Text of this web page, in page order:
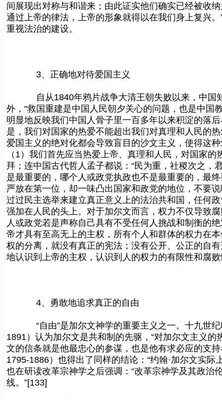
间展现出对称与和谐来；由此证实他们确实已经被收
通过上帝的律法，上帝的形象就得以在我们身上复兴
重视法治的建设。
3、正确地对待爱国主义
自从1840年鸦片战争大清王朝失败以来，中国知
外，“救国重建是中国人民朝夕关心的问题，也是中国
明显地反映我们中国人骨子里一百多年以来积淀的落
是，我们对国家的热爱不能超出我们对真理和人民的
爱国主义的绝对化都会导致盲目的沙文主义，使得这
（1）我们首先应当热爱上帝、真理和人民，对国家
拜；连中国古代哲人孟子都说：“民为重，社稷次之，
是最重要的，哪个人或政党执政也不是最重要的，最
严放在第一位，却一味凸出国家和政党的地位，不要
过过民主选举来建立真正意义上的法治共和国，任何
强加在人民的头上。对于加尔文而言，权力不仅导致
人或政党若是声称自己具有不受任何人挑战和制衡的
帝才具有至高无上的主权，所有个人和群体的权力在
权的分离，就没有真正的宪法；没有公开、公正的自
地认识到上帝的主权，认识到人的权力的有限性和腐
4、勇敢地追求真正的自由
“自由”是加尔文神学的重要主义之一。十九世纪
1891）认为加尔文是共和制的先驱，“对加尔文主义
文的信条就是他最忠心的参谋，也是他有求必应的支
1795-1886）也得出了同样的结论：“约翰·加尔文实
也在研读改革宗神学之后强调：“改革宗神学及其政
线。”[133]